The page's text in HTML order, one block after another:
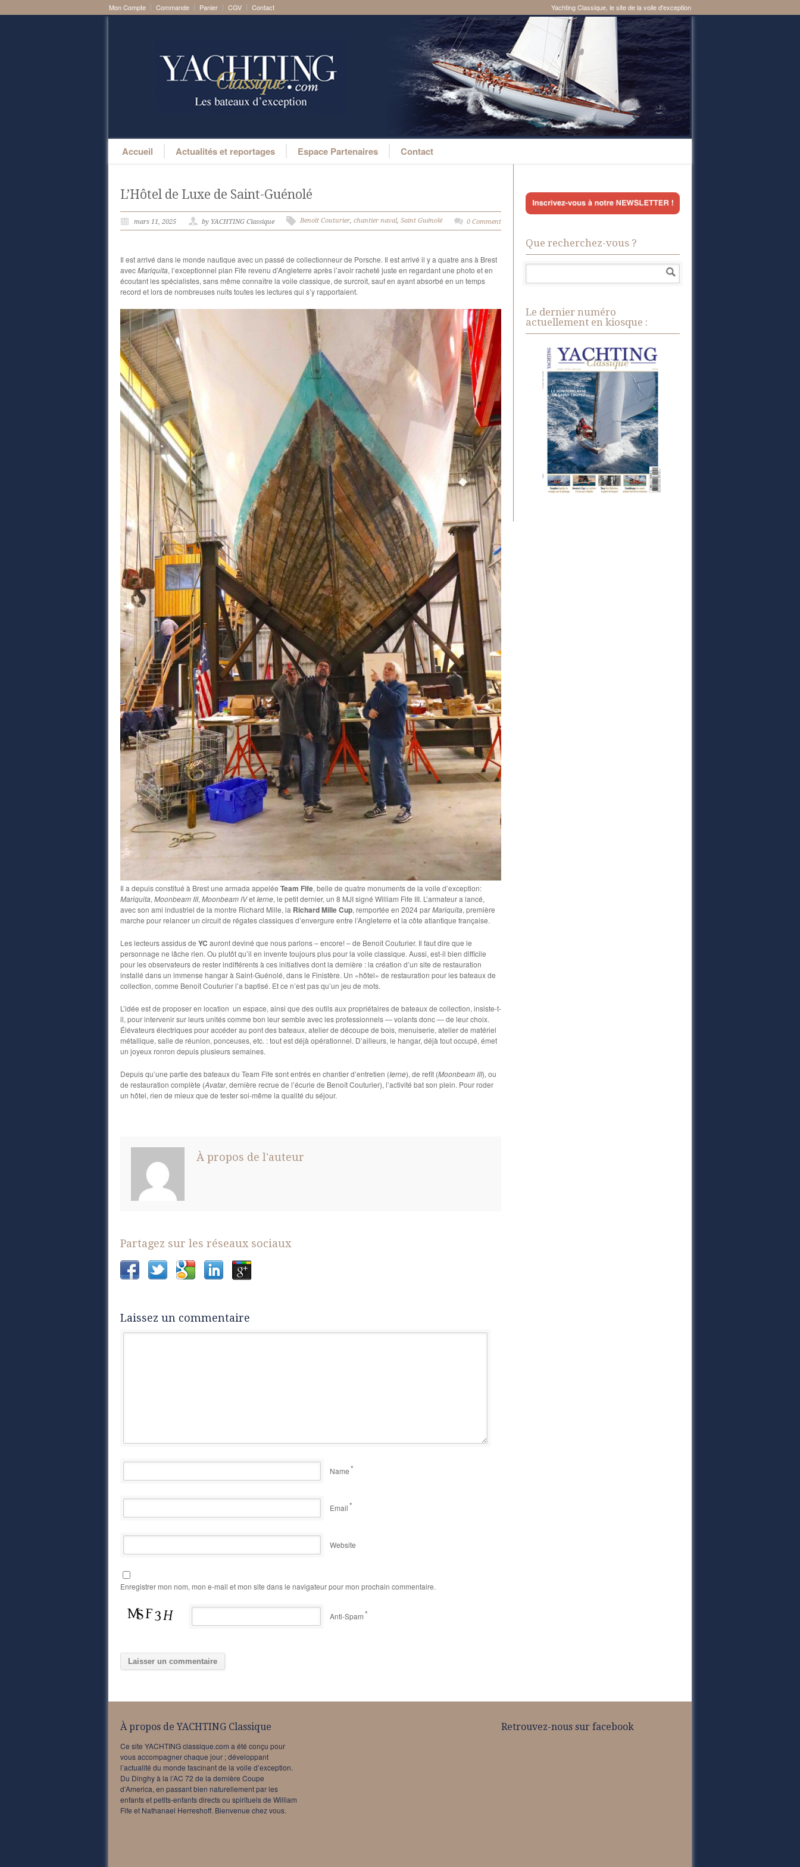
Mon Compte Commande Panier CGV Contact Yachting Classique, le site de la voile d'exception
Accueil Actualités et reportages Espace Partenaires Contact
L’Hôtel de Luxe de Saint-Guénolé
mars 11, 2025 by YACHTING Classique Benoît Couturier, chantier naval, Saint Guénolé 0 Comment
Il est arrivé dans le monde nautique avec un passé de collectionneur de Porsche. Il est arrivé il y a quatre ans à Brest
avecMariquita, l’exceptionnel plan Fife revenu d’Angleterre après l’avoir racheté juste en regardant une photo et en
écoutant les spécialistes, sans même connaître la voile classique, de surcroît, sauf en ayant absorbé en un temps
record et lors de nombreuses nuits toutes les lectures qui s’y rapportaient.
Il a depuis constitué à Brest une armada appelée Team Fife, belle de quatre monuments de la voile d’exception:
Mariquita, Moonbeam III, Moonbeam IVet Ierne, le petit dernier, un 8 MJI signé William Fife III. L’armateur a lancé,
avec son ami industriel de la montre Richard Mille, la Richard Mille Cup, remportée en 2024 parMariquita, première
marche pour relancer un circuit de régates classiques d’envergure entre l’Angleterre et la côte atlantique française.
Les lecteurs assidus de YC auront deviné que nous parlons – encore! – de Benoît Couturier. Il faut dire que le
personnage ne lâche rien. Ou plutôt qu’il en invente toujours plus pour la voile classique. Aussi, est-il bien difficile
pour les observateurs de rester indifférents à ces initiatives dont la dernière : la création d’un site de restauration
installé dans un immense hangar à Saint-Guénolé, dans le Finistère. Un «hôtel» de restauration pour les bateaux de
collection, comme Benoît Couturier l’a baptisé. Et ce n’est pas qu’un jeu de mots.
L’idée est de proposer en location un espace, ainsi que des outils aux propriétaires de bateaux de collection, insiste-t-
il, pour intervenir sur leurs unités comme bon leur semble avec les professionnels — volants donc — de leur choix.
Élévateurs électriques pour accéder au pont des bateaux, atelier de découpe de bois, menuiserie, atelier de matériel
métallique, salle de réunion, ponceuses, etc. : tout est déjà opérationnel. D’ailleurs, le hangar, déjà tout occupé, émet
un joyeux ronron depuis plusieurs semaines.
Depuis qu’une partie des bateaux du Team Fife sont entrés en chantier d’entretien (Ierne), de refit (Moonbeam III), ou
de restauration complète (Avatar, dernière recrue de l’écurie de Benoît Couturier), l’activité bat son plein. Pour roder
un hôtel, rien de mieux que de tester soi-même la qualité du séjour.
À propos de l'auteur
Partagez sur les réseaux sociaux
Laissez un commentaire
Name*
Email*
Website
Enregistrer mon nom, mon e-mail et mon site dans le navigateur pour mon prochain commentaire.
Anti-Spam*
Que recherchez-vous ?
Le dernier numéro
actuellement en kiosque :
À propos de YACHTING Classique
Ce site YACHTING classique.com a été conçu pour
vous accompagner chaque jour ; développant
l’actualité du monde fascinant de la voile d’exception.
Du Dinghy à la l’AC 72 de la dernière Coupe
d’America, en passant bien naturellement par les
enfants et petits-enfants directs ou spirituels de William
Fife et Nathanael Herreshoff. Bienvenue chez vous.
Retrouvez-nous sur facebook